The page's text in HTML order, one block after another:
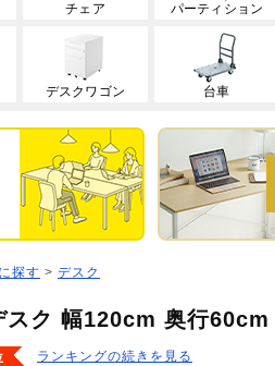
チェア パーティション
デスクワゴン 台車
探す > デスク
スク 幅120cm 奥行
ランキングの続きを見る